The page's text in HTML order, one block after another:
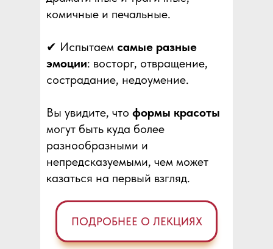
комичные и печальные.
✔ Испытаем самые разные
эмоции: восторг, отвращение,
сострадание, недоумение.
Вы увидите, что формы красоты
могут быть куда более
разнообразными и
непредсказуемыми, чем может
казаться на первый взгляд.
ПОДРОБНЕЕ О ЛЕКЦИЯХ